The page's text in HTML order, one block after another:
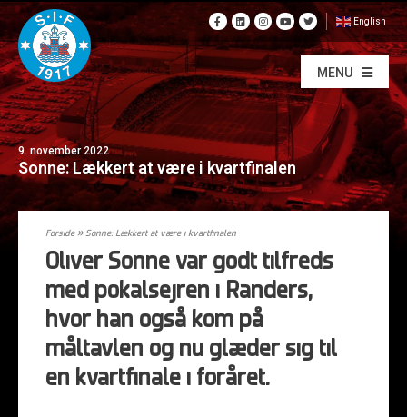
English
MENU
9. november 2022
Sonne: Lækkert at være i kvartfinalen
Forside»Sonne: Lækkert at være i kvartfinalen
Oliver Sonne var godt tilfreds
med pokalsejren i Randers,
hvor han også kom på
måltavlen og nu glæder sig til
en kvartfinale i foråret.